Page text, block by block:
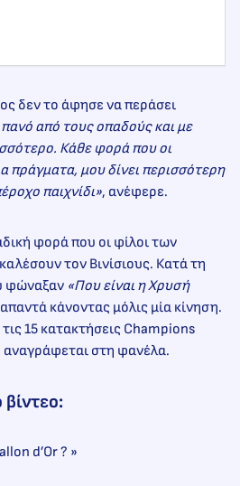
δεν το άφησε να περάσει
πανό από τους οπαδούς και με
Κάθε φορά που οι
πράγματα, μου δίνει περισσότερη
παιχνίδι», ανέφερε.
φορά που οι φίλοι των
τον Βινίσιους. Κατά τη
φώναξαν «Που είναι η Χρυσή
κάνοντας μόλις μία κίνηση.
15 κατακτήσεις Champions
στη φανέλα.
d’Or ? »